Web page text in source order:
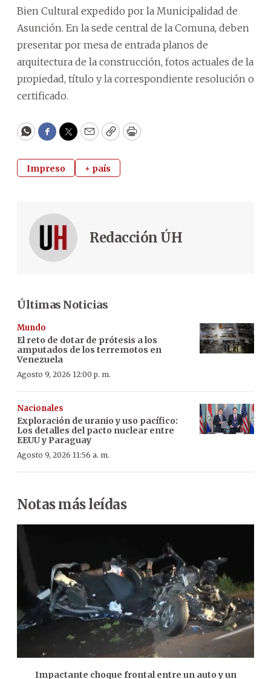
Bien Cultural expedido por la Municipalidad de
Asunción. En la sede central de la Comuna, deben
presentar por mesa de entrada planos de
arquitectura de la construcción, fotos actuales de la
propiedad, título y la correspondiente resolución o
certificado.
WhatsApp
Facebook
Twitter
EmailCopyPrint
Impreso + país
Redacción ÚH
Últimas Noticias
Mundo
El reto de dotar de prótesis a los
amputados de los terremotos en
Venezuela
Agosto 9, 2026 12:00 p. m.
Nacionales
Exploración de uranio y uso pacífico:
Los detalles del pacto nuclear entre
EEUU y Paraguay
Agosto 9, 2026 11:56 a. m.
Notas más leídas
Impactante choque frontal entre un auto y un